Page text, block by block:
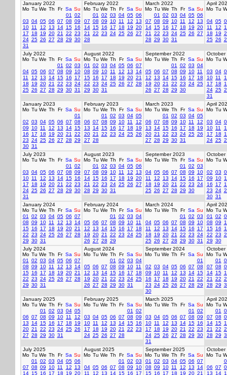
January 2022
Mo Tu We Th Fr Sa Su
01
02
03 04 05 06 07 08 09
10 11 12 13 14 15 16
17
18 19 20 21 22 23
24 25 26 27 28 29 30
31
February 2022
Mo Tu We Th Fr Sa Su
01
02 03 04 05 06
07 08 09 10 11 12
13
14 15 16 17 18 19 20
21
22 23 24 25 26 27
28
March 2022
Mo Tu We Th Fr Sa Su
01
02 03 04 05 06
07 08 09 10 11 12
13
14 15 16 17 18 19 20
21
22 23 24 25 26 27
28 29 30 31
April
Mo Tu
04 05
11
12
18
19
25 26
July 2022
Mo Tu We Th Fr Sa Su
01
02 03
04 05 06 07 08 09
10
11
12 13 14 15 16
17
18
19 20 21 22 23 24
25 26 27 28 29 30 31
August 2022
Mo Tu We Th Fr Sa Su
01
02 03 04 05 06 07
08 09 10 11 12 13
14
15 16 17 18 19 20 21
22 23 24 25 26 27 28
29 30 31
September 2022
Mo Tu We Th Fr Sa Su
01
02 03 04
05 06 07 08 09 10 11
12
13 14 15 16 17
18
19 20 21 22 23 24 25
26 27 28 29 30
October
Mo Tu
03 04
10 11
17
18
24 25
31
January 2023
Mo Tu We Th Fr Sa Su
01
02 03 04 05 06 07 08
09
10 11 12 13 14 15
16
17 18 19 20 21
22
23 24 25 26 27 28 29
30 31
February 2023
Mo Tu We Th Fr Sa Su
01
02 03 04 05
06 07 08 09 10 11
12
13
14 15 16 17 18
19
20 21 22 23 24 25 26
27 28
March 2023
Mo Tu We Th Fr Sa Su
01
02 03 04 05
06 07 08 09 10 11
12
13
14 15 16 17 18
19
20 21 22 23 24 25 26
27 28 29 30 31
April
Mo Tu
03 04
10 11
17
18
24 25
July 2023
Mo Tu We Th Fr Sa Su
01
02
03 04 05 06 07 08 09
10 11 12 13 14 15 16
17
18 19 20 21 22 23
24 25 26 27 28 29 30
31
August 2023
Mo Tu We Th Fr Sa Su
01
02 03 04 05 06
07 08 09 10 11 12
13
14 15 16 17 18 19 20
21
22 23 24 25 26 27
28 29 30 31
September 2023
Mo Tu We Th Fr Sa Su
01
02 03
04 05 06 07 08 09
10
11
12 13 14 15 16
17
18
19 20 21 22 23 24
25 26 27 28 29 30
October
Mo Tu
02 03
09
10
16
17
23 24
30 31
January 2024
Mo Tu We Th Fr Sa Su
01
02 03 04 05 06 07
08 09 10 11 12 13
14
15 16 17 18 19 20 21
22 23 24 25 26 27 28
29 30 31
February 2024
Mo Tu We Th Fr Sa Su
01
02 03 04
05 06 07 08 09 10 11
12
13 14 15 16 17
18
19 20 21 22 23 24 25
26 27 28 29
March 2024
Mo Tu We Th Fr Sa Su
01
02 03
04 05 06 07 08 09
10
11
12 13 14 15 16
17
18
19 20 21 22 23 24
25 26 27 28 29 30 31
April
Mo Tu
01
02
08 09
15 16
22 23
29 30
July 2024
Mo Tu We Th Fr Sa Su
01
02 03 04 05 06 07
08 09 10 11 12 13
14
15 16 17 18 19 20 21
22 23 24 25 26 27 28
29 30 31
August 2024
Mo Tu We Th Fr Sa Su
01
02 03 04
05 06 07 08 09 10 11
12
13 14 15 16 17
18
19 20 21 22 23 24 25
26 27 28 29 30 31
September 2024
Mo Tu We Th Fr Sa Su
01
02 03 04 05 06 07 08
09
10 11 12 13 14 15
16
17 18 19 20 21
22
23 24 25 26 27 28 29
30
October
Mo Tu
01
07 08
14 15
21
22
28 29
January 2025
Mo Tu We Th Fr Sa Su
01
02 03 04 05
06 07 08 09 10 11
12
13
14 15 16 17 18
19
20 21 22 23 24 25 26
27 28 29 30 31
February 2025
Mo Tu We Th Fr Sa Su
01
02
03 04 05 06 07 08 09
10 11 12 13 14 15 16
17
18 19 20 21 22 23
24 25 26 27 28
March 2025
Mo Tu We Th Fr Sa Su
01
02
03 04 05 06 07 08 09
10 11 12 13 14 15 16
17
18 19 20 21 22 23
24 25 26 27 28 29 30
31
April
Mo Tu
01
07 08
14 15
21
22
28 29
July 2025
Mo Tu We Th Fr Sa Su
01
02 03 04 05 06
07 08 09 10 11 12
13
14 15 16 17 18 19 20
August 2025
Mo Tu We Th Fr Sa Su
01
02 03
04 05 06 07 08 09
10
11
12 13 14 15 16 17
September 2025
Mo Tu We Th Fr Sa Su
01
02 03 04 05 06 07
08 09 10 11 12 13
14
15 16 17 18 19 20 21
October
Mo Tu
06 07
13
14